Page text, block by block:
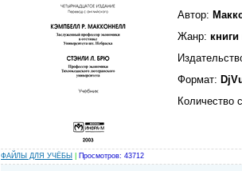
Автор:
Жанр:
Формат:
Количество
ФАЙЛЫ ДЛЯ УЧЁБЫ Просмотров: 43712